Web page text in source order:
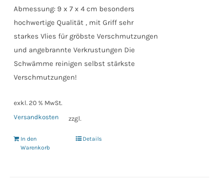
Abmessung: 9 x 7 x 4 cm besonders
hochwertige Qualität , mit Griff sehr
starkes Vlies für gröbste Verschmutzungen
und angebrannte Verkrustungen Die
Schwämme reinigen selbst stärkste
Verschmutzungen!
exkl. 20 % MwSt.
zzgl.
Versandkosten
In den
Warenkorb
Details